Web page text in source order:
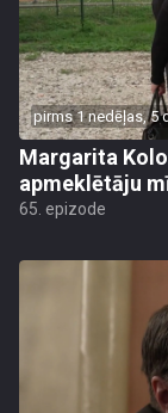
pirms 1 nedēļas, 5
Margarita
apmeklētāju
65. epizode